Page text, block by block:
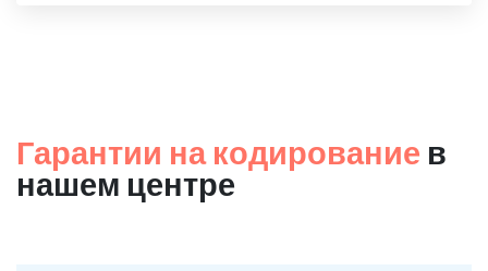
Гарантии на кодирование в
нашем центре